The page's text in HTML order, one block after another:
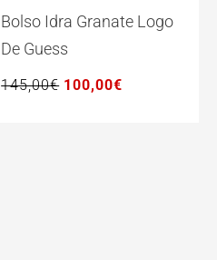
Bolso Idra Granate Logo
De Guess
145,00€
original
era:
145,00€.
100,00€
actual